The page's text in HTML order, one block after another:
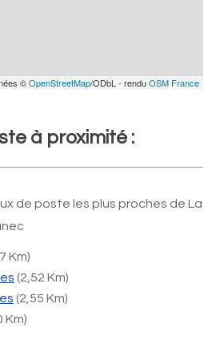
©OpenStreetMap/ODbL - renduOSM France
à proximité :
de poste les plus proches de La
Km)
(2,52 Km)
(2,55 Km)
Km)